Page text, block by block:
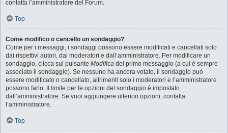
contatta l’amministratore del Forum.
Top
Come modifico o cancello un sondaggio?
Come per i messaggi, i sondaggi possono essere modificati e cancellati solo
dai rispettivi autori, dai moderatori e dall’amministratore. Per modificare un
sondaggio, clicca sul pulsante Modifica del primo messaggio (a cui è sempre
associato il sondaggio). Se nessuno ha ancora votato, il sondaggio può
essere modificato o cancellato, altrimenti solo i moderatori e l’amministratore
possono farlo. Il limite per le opzioni del sondaggio è impostato
dall’amministratore. Se vuoi aggiungere ulteriori opzioni, contatta
l’amministratore.
Top